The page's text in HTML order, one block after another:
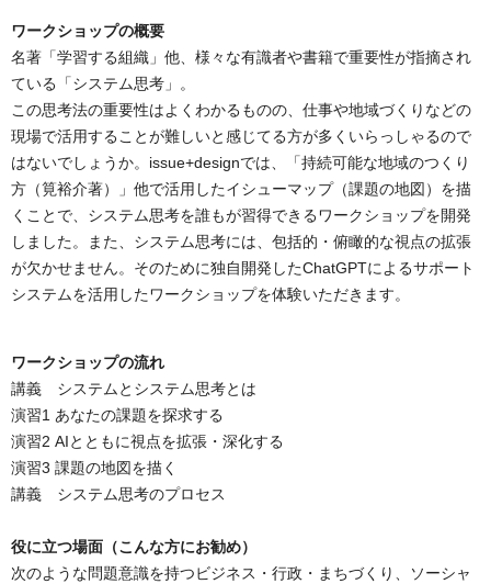
ワークショップの概要
名著「学習する組織」他、様々な有識者や書籍で重要性が指摘され
ている「システム思考」。
この思考法の重要性はよくわかるものの、仕事や地域づくりなどの
現場で活用することが難しいと感じてる方が多くいらっしゃるので
はないでしょうか。issue+designでは、「持続可能な地域のつくり
方（筧裕介著）」他で活用したイシューマップ（課題の地図）を描
くことで、システム思考を誰もが習得できるワークショップを開発
しました。また、システム思考には、包括的・俯瞰的な視点の拡張
が欠かせません。そのために独自開発したChatGPTによるサポート
システムを活用したワークショップを体験いただきます。
ワークショップの流れ
講義 システムとシステム思考とは
演習1 あなたの課題を探求する
演習2 AIとともに視点を拡張・深化する
演習3 課題の地図を描く
講義 システム思考のプロセス
役に立つ場面（こんな方にお勧め）
次のような問題意識を持つビジネス・行政・まちづくり、ソーシャ